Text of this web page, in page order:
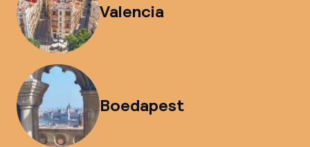
Valencia
Boedapest